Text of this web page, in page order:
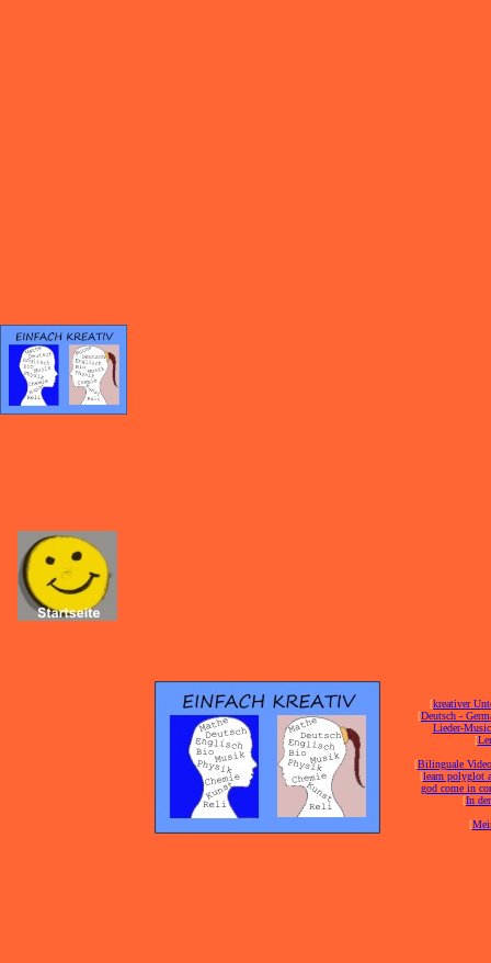
[kreativer
[Deutsch -
Lieder-
[
[Bilinguale
[learn polyglot
god come in
[In
[